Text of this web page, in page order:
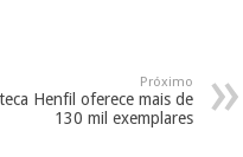
Próximo
Henfil oferece mais de
130 mil exemplares